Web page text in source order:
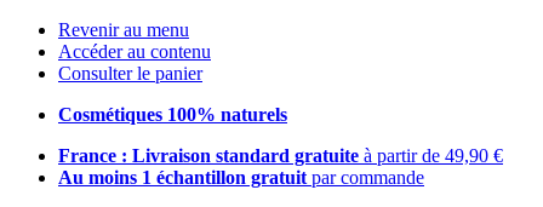
Revenir au menu
Accéder au contenu
Consulter le panier
Cosmétiques 100% naturels
France : Livraison standard gratuite à partir de 49,90 €
Au moins 1 échantillon gratuit par commande